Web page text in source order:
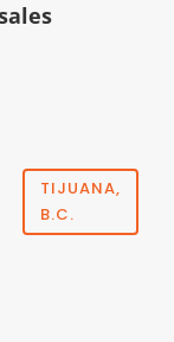
TIJUANA,
B.C.